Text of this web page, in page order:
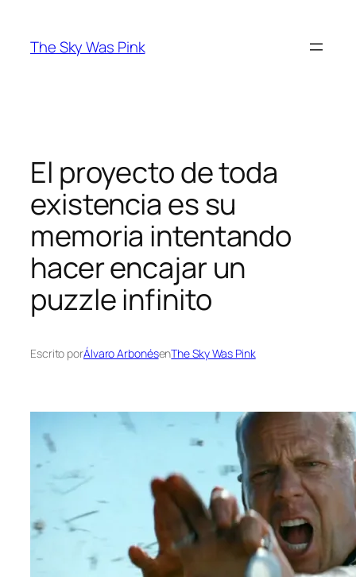
contenido
The Sky Was Pink
El proyecto de toda
existencia es su
memoria intentando
hacer encajar un
puzzle infinito
Escrito porÁlvaro ArbonésenThe Sky Was Pink